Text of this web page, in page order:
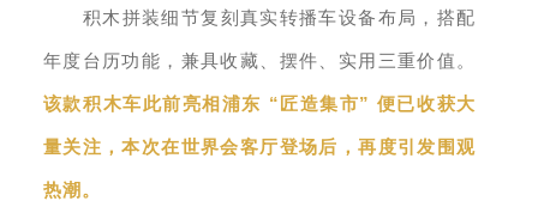
积木拼装细节复刻真实转播车设备布局，搭配
年度台历功能，兼具收藏、摆件、实用三重价值。
该款积木车此前亮相浦东 “ 匠造集市” 便已收获大
量关注，本次在世界会客厅登场后，再度引发围观
热潮。